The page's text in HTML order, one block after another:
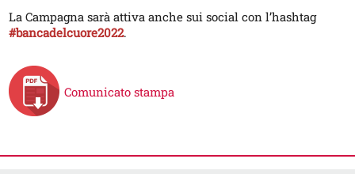
La Campagna sarà attiva anche sui social con l’hashtag
#bancadelcuore2022.
Comunicato stampa